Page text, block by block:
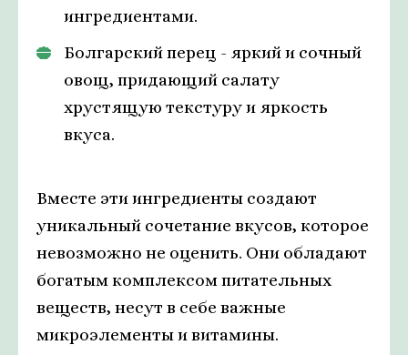
ингредиентами.
Болгарский перец - яркий и сочный
овощ, придающий салату
хрустящую текстуру и яркость
вкуса.
Вместе эти ингредиенты создают
уникальный сочетание вкусов, которое
невозможно не оценить. Они обладают
богатым комплексом питательных
веществ, несут в себе важные
микроэлементы и витамины.